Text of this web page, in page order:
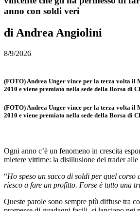
anno con soldi veri
di Andrea Angiolini
8/9/2026
(FOTO) Andrea Unger vince per la terza volta il
2010 e viene premiato nella sede della Borsa di
(FOTO) Andrea Unger vince per la terza volta il
2010 e viene premiato nella sede della Borsa di
Ogni anno c’è un fenomeno in crescita
mietere vittime: la disillusione dei trader
“Ho speso un sacco di soldi per quel corso
riesco a fare un profitto. Forse è tutto una
Queste parole sono sempre più diffuse tra